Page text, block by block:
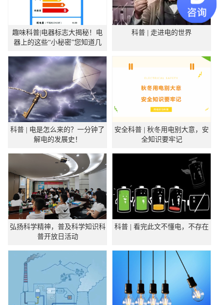
趣味科普|电器标志大揭秘！电
器上的这些“小秘密”您知道几
科普 | 走进电的世界
科普 | 电是怎么来的？一分钟了
解电的发展史！
安全科普 | 秋冬用电别大意，安
全知识要牢记
弘扬科学精神，普及科学知识科
普开放日活动
科普 | 看完此文不懂电，不存在